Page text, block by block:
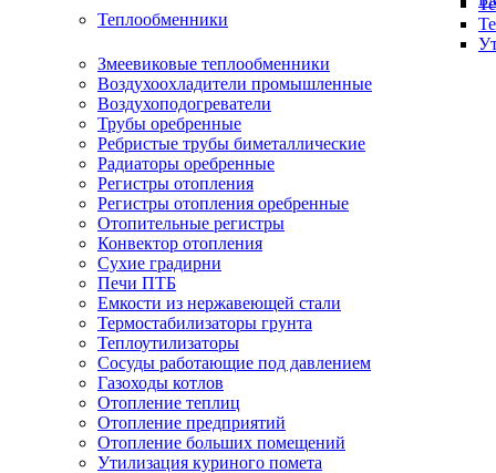
Теплообменники
Змеевиковые теплообменники
Воздухоохладители промышленные
Воздухоподогреватели
Трубы оребренные
Ребристые трубы биметаллические
Радиаторы оребренные
Регистры отопления
Регистры отопления оребренные
Отопительные регистры
Конвектор отопления
Сухие градирни
Печи ПТБ
Емкости из нержавеющей стали
Термостабилизаторы грунта
Теплоутилизаторы
Сосуды работающие под давлением
Газоходы котлов
Отопление теплиц
Отопление предприятий
Отопление больших помещений
Утилизация куриного помета